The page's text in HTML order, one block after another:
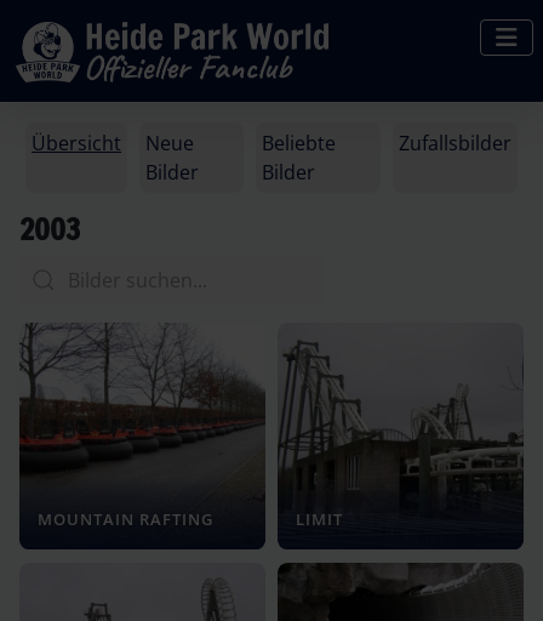
Übersicht
Neue
Bilder
Beliebte
Bilder
Zufallsbilder
2003
MOUNTAIN RAFTING LIMIT